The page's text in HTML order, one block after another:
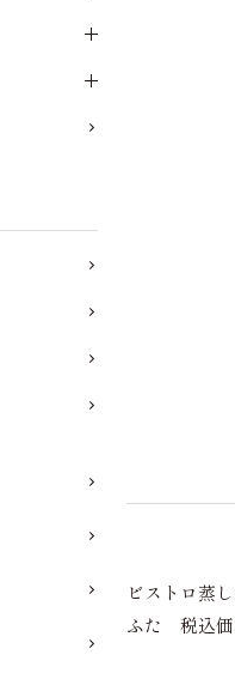
ビストロ蒸
ふた 税込